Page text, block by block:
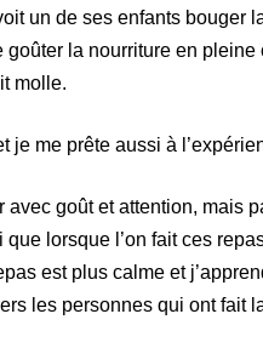
un de ses enfants bouger
goûter la nourriture en
molle.
je me prête aussi à
goût et attention, mais
lorsque l’on fait ces
est plus calme et
les personnes qui ont fait